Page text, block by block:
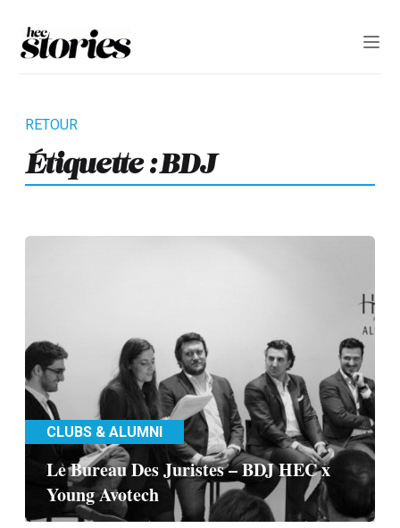
Étiquette : BDJ
CLUBS & ALUMNI
Le Bureau Des Juristes – BDJ HEC x
Young Avotech